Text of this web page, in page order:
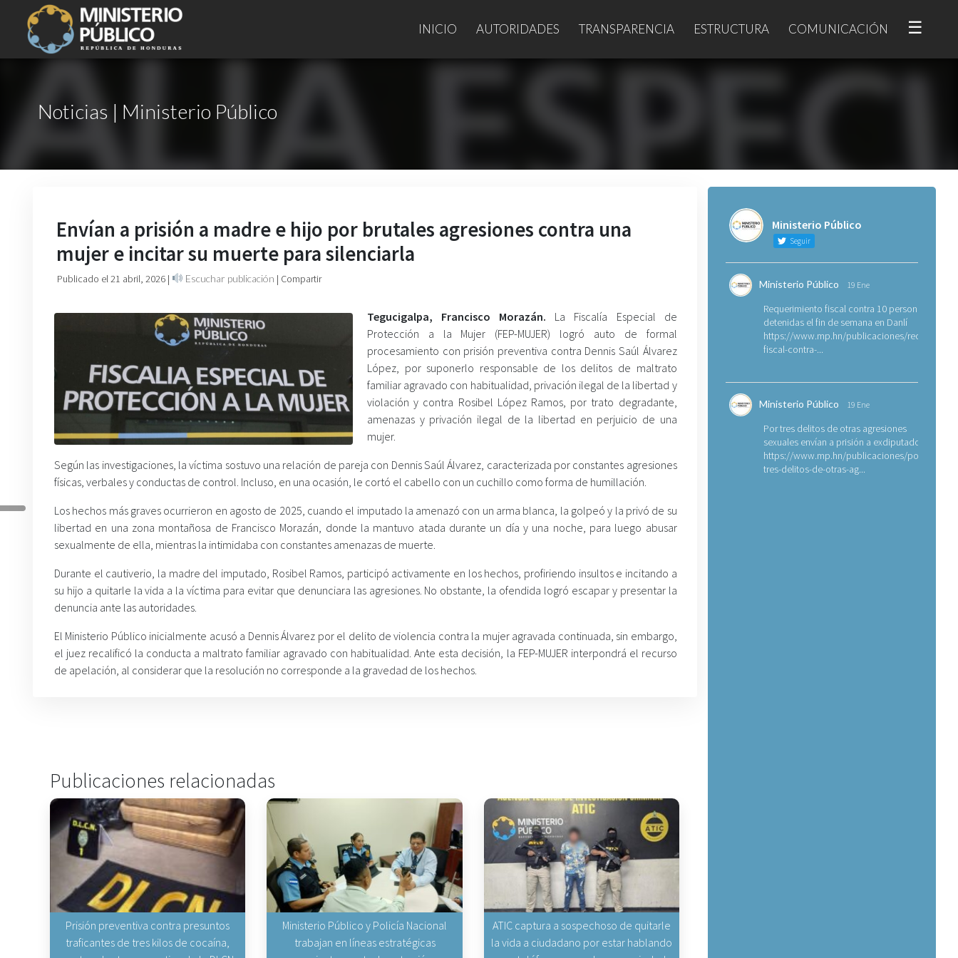
INICIO AUTORIDADES TRANSPARENCIA ESTRUCTURA COMUNICACIÓN ☰
Noticias | Ministerio Público
Envían a prisión a madre e hijo por brutales agresiones contra una
mujer e incitar su muerte para silenciarla
Publicado el 21 abril, 2026 | Escuchar publicación | Compartir
Tegucigalpa, Francisco Morazán. La Fiscalía Especial de
Protección a la Mujer (FEP-MUJER) logró auto de formal
procesamiento con prisión preventiva contra Dennis Saúl Álvarez
López, por suponerlo responsable de los delitos de maltrato
familiar agravado con habitualidad, privación ilegal de la libertad y
violación y contra Rosibel López Ramos, por trato degradante,
amenazas y privación ilegal de la libertad en perjuicio de una
mujer.
Según las investigaciones, la víctima sostuvo una relación de pareja con Dennis Saúl Álvarez, caracterizada por constantes agresiones
físicas, verbales y conductas de control. Incluso, en una ocasión, le cortó el cabello con un cuchillo como forma de humillación.
Los hechos más graves ocurrieron en agosto de 2025, cuando el imputado la amenazó con un arma blanca, la golpeó y la privó de su
libertad en una zona montañosa de Francisco Morazán, donde la mantuvo atada durante un día y una noche, para luego abusar
sexualmente de ella, mientras la intimidaba con constantes amenazas de muerte.
Durante el cautiverio, la madre del imputado, Rosibel Ramos, participó activamente en los hechos, profiriendo insultos e incitando a
su hijo a quitarle la vida a la víctima para evitar que denunciara las agresiones. No obstante, la ofendida logró escapar y presentar la
denuncia ante las autoridades.
El Ministerio Público inicialmente acusó a Dennis Álvarez por el delito de violencia contra la mujer agravada continuada, sin embargo,
el juez recalificó la conducta a maltrato familiar agravado con habitualidad. Ante esta decisión, la FEP-MUJER interpondrá el recurso
de apelación, al considerar que la resolución no corresponde a la gravedad de los hechos.
Publicaciones relacionadas
Prisión preventiva contra presuntos
traficantes de tres kilos de cocaína,
Ministerio Público y Policía Nacional
trabajan en líneas estratégicas
ATIC captura a sospechoso de quitarle
la vida a ciudadano por estar hablando
Ministerio Público
Seguir
Ministerio Público 19 Ene
Requerimiento fiscal contra 10 personas
detenidas el fin de semana en Danlí
https://www.mp.hn/publicaciones/
fiscal-contra-...
Ministerio Público 19 Ene
Por tres delitos de otras agresiones
sexuales envían a prisión a exdiputado
https://www.mp.hn/publicaciones/por-
tres-delitos-de-otras-ag...